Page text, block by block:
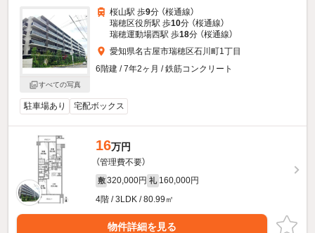
すべての写真
桜山駅 歩9分 （桜通線）
瑞穂区役所駅 歩10分 （桜通線）
瑞穂運動場西駅 歩18分 （桜通線）
愛知県名古屋市瑞穂区石川町1丁目
6階建 / 7年2ヶ月 / 鉄筋コンクリート
駐車場あり 宅配ボックス
16万円
（管理費不要）
敷 320,000円 礼 160,000円
4階 / 3LDK / 80.99㎡
物件詳細を見る